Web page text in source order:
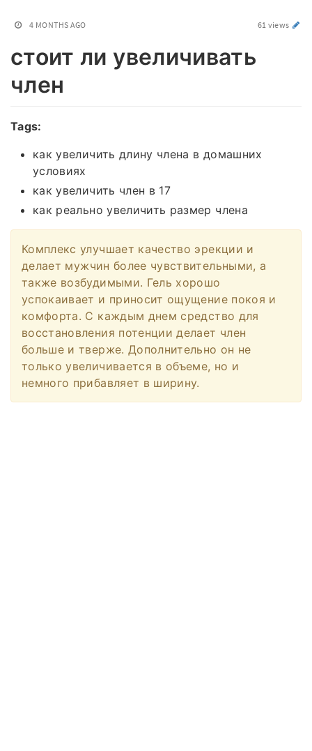
4 MONTHS AGO 61 views
стоит ли увеличивать
член
Tags:
как увеличить длину члена в домашних
условиях
как увеличить член в 17
как реально увеличить размер члена
Комплекс улучшает качество эрекции и
делает мужчин более чувствительными, а
также возбудимыми. Гель хорошо
успокаивает и приносит ощущение покоя и
комфорта. С каждым днем средство для
восстановления потенции делает член
больше и тверже. Дополнительно он не
только увеличивается в объеме, но и
немного прибавляет в ширину.